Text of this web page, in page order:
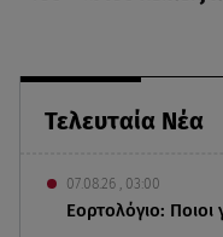
Τελευταία Νέα
07.08.26 , 03:00
Εορτολόγιο: Ποιοι